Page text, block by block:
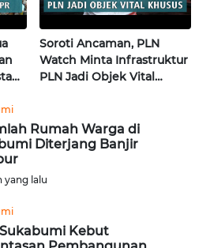
Soroti Ancaman, PLN
Watch Minta Infrastruktur
PLN Jadi Objek Vital
Rumah Warga di
Diterjang Banjir
yang lalu
Kebut